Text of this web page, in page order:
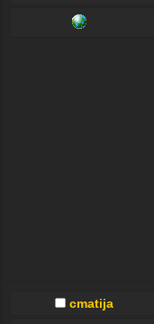
cmatija